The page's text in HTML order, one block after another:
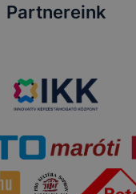
Partnereink